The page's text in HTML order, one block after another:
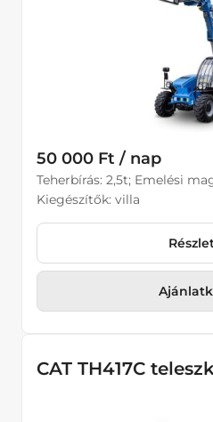
50 000 Ft / nap
Teherbírás: 2,5t; Emelési
Kiegészítők: villa
CAT TH417C